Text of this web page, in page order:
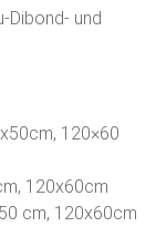
Dibond- und
120×60
120x60cm
cm, 120x60cm